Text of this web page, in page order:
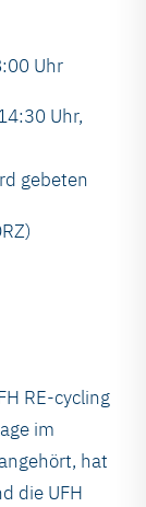
Uhr
Uhr,
gebeten
RE-cycling
im
hat
die UFH